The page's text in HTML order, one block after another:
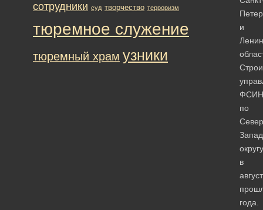
и
ФСИН
по
округу
в
года.
сотрудники суд творчество терроризм
тюремное служение
тюремный храм узники